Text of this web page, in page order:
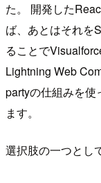
た。 開発した
ば、あとはそれを
ることで
Lightning Web
partyの仕組みを使
ます。
選択肢の一つとし